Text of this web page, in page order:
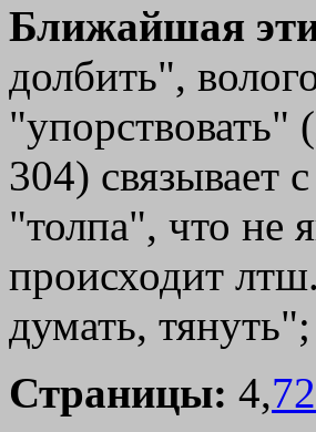
Ближайшая
долбить",
304) связывает с
"толпа", что не
происходит
думать,
Страницы: 4,72